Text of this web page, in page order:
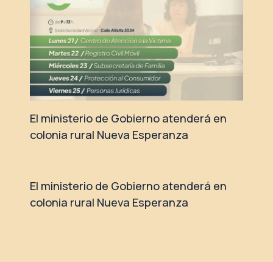
El ministerio de Gobierno atenderá en
colonia rural Nueva Esperanza
El ministerio de Gobierno atenderá en
colonia rural Nueva Esperanza